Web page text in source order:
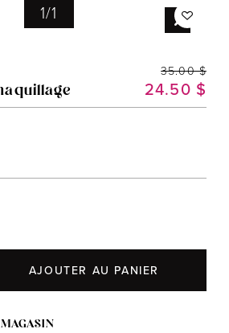
Chaussures
Notre histoire
L'équipe
de cookies
1/1
24.50 $
35.00 $
AJOUTER AU PANIER